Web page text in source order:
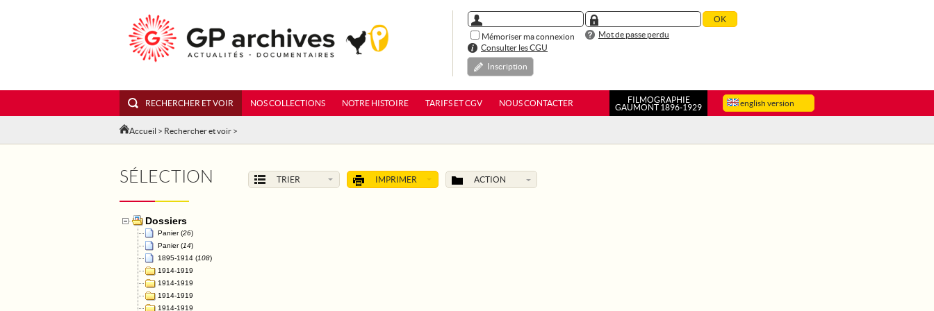
Mémoriser ma connexion
Mot de passe perdu
Consulter les CGU
Inscription
english version
RECHERCHER ET VOIR NOS COLLECTIONS NOTRE HISTOIRE TARIFS ET CGV NOUS CONTACTER
FILMOGRAPHIE
GAUMONT 1896-1929
Accueil > Rechercher et voir >
SÉLECTION TRIER IMPRIMER ACTION